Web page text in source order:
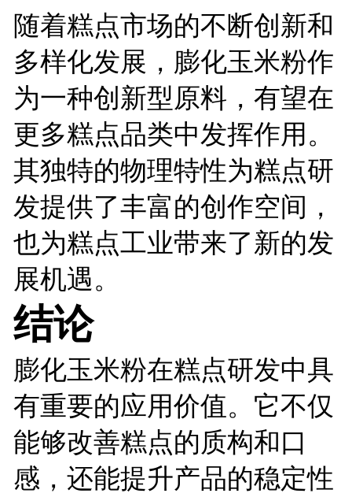
随着糕点市场的不断创新和
多样化发展，膨化玉米粉作
为一种创新型原料，有望在
更多糕点品类中发挥作用。
其独特的物理特性为糕点研
发提供了丰富的创作空间，
也为糕点工业带来了新的发
展机遇。
结论
膨化玉米粉在糕点研发中具
有重要的应用价值。它不仅
能够改善糕点的质构和口
感，还能提升产品的稳定性